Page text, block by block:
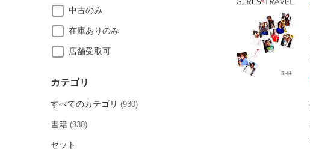
中古のみ
在庫ありのみ
店舗受取可
カテゴリ
すべてのカテゴリ (930)
書籍 (930)
セット